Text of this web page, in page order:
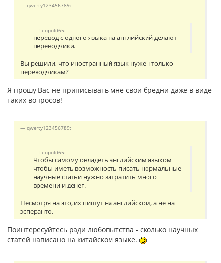
qwerty123456789:
Leopold65:
перевод с одного языка на английский делают
переводчики.
Вы решили, что иностранный язык нужен только
переводчикам?
Я прошу Вас не приписывать мне свои бредни даже в виде
таких вопросов!
qwerty123456789:
Leopold65:
Чтобы самому овладеть английским языком
чтобы иметь возможность писать нормальные
научные статьи нужно затратить много
времени и денег.
Несмотря на это, их пишут на английском, а не на
эсперанто.
Поинтересуйтесь ради любопытства - сколько научных
статей написано на китайском языке.